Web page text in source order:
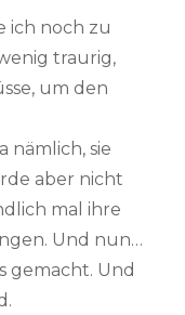
ich noch zu
traurig,
um den
nämlich, sie
aber nicht
mal ihre
Und nun…
gemacht. Und